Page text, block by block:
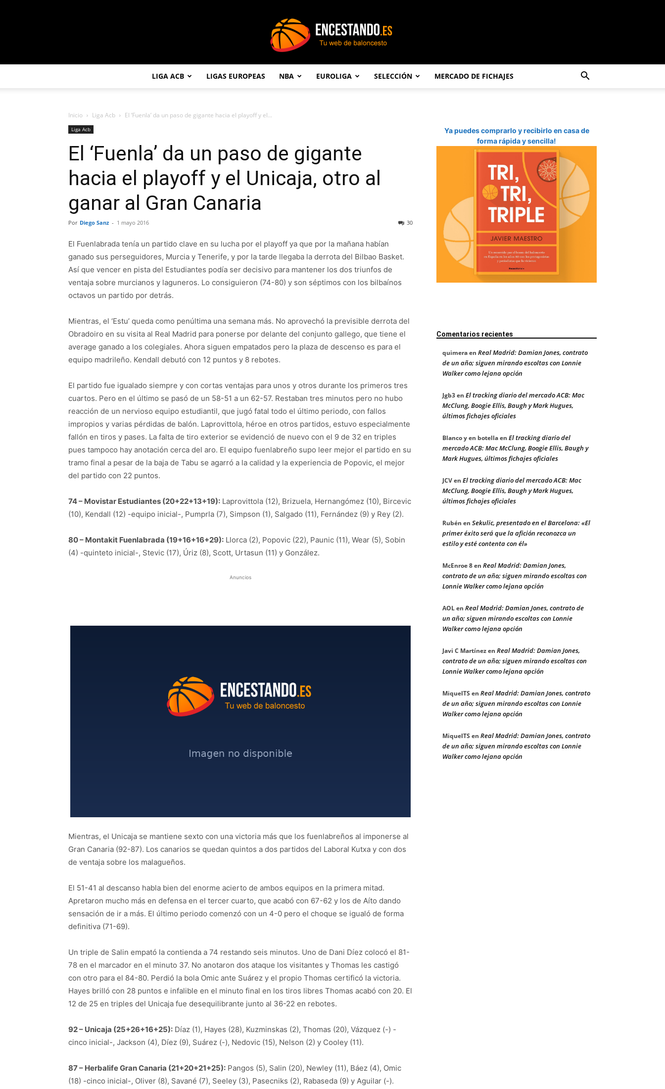
LIGA ACB LIGAS EUROPEAS NBA EUROLIGA SELECCIÓN MERCADO DE FICHAJES
Inicio Liga Acb El ‘Fuenla’ da un paso de gigante hacia el playoff y el...
Liga Acb
El ‘Fuenla’ da un paso de gigante
hacia el playoff y el Unicaja, otro al
ganar al Gran Canaria
Por Diego Sanz - 1 mayo 2016 30
El Fuenlabrada tenía un partido clave en su lucha por el playoff ya que por la mañana habían
ganado sus perseguidores, Murcia y Tenerife, y por la tarde llegaba la derrota del Bilbao Basket.
Así que vencer en pista del Estudiantes podía ser decisivo para mantener los dos triunfos de
ventaja sobre murcianos y laguneros. Lo consiguieron (74-80) y son séptimos con los bilbaínos
octavos un partido por detrás.
Mientras, el ‘Estu’ queda como penúltima una semana más. No aprovechó la previsible derrota del
Obradoiro en su visita al Real Madrid para ponerse por delante del conjunto gallego, que tiene el
average ganado a los colegiales. Ahora siguen empatados pero la plaza de descenso es para el
equipo madrileño. Kendall debutó con 12 puntos y 8 rebotes.
El partido fue igualado siempre y con cortas ventajas para unos y otros durante los primeros tres
cuartos. Pero en el último se pasó de un 58-51 a un 62-57. Restaban tres minutos pero no hubo
reacción de un nervioso equipo estudiantil, que jugó fatal todo el último periodo, con fallos
impropios y varias pérdidas de balón. Laprovittola, héroe en otros partidos, estuvo especialmente
fallón en tiros y pases. La falta de tiro exterior se evidenció de nuevo con el 9 de 32 en triples
pues tampoco hay anotación cerca del aro. El equipo fuenlabreño supo leer mejor el partido en su
tramo final a pesar de la baja de Tabu se agarró a la calidad y la experiencia de Popovic, el mejor
del partido con 22 puntos.
74 – Movistar Estudiantes (20+22+13+19): Laprovittola (12), Brizuela, Hernangómez (10), Bircevic
(10), Kendall (12) -equipo inicial-, Pumprla (7), Simpson (1), Salgado (11), Fernández (9) y Rey (2).
80 – Montakit Fuenlabrada (19+16+16+29): Llorca (2), Popovic (22), Paunic (11), Wear (5), Sobin
(4) -quinteto inicial-, Stevic (17), Úriz (8), Scott, Urtasun (11) y González.
Anuncios
Mientras, el Unicaja se mantiene sexto con una victoria más que los fuenlabreños al imponerse al
Gran Canaria (92-87). Los canarios se quedan quintos a dos partidos del Laboral Kutxa y con dos
de ventaja sobre los malagueños.
El 51-41 al descanso habla bien del enorme acierto de ambos equipos en la primera mitad.
Apretaron mucho más en defensa en el tercer cuarto, que acabó con 67-62 y los de Aíto dando
sensación de ir a más. El último periodo comenzó con un 4-0 pero el choque se igualó de forma
definitiva (71-69).
Un triple de Salin empató la contienda a 74 restando seis minutos. Uno de Dani Díez colocó el 81-
78 en el marcador en el minuto 37. No anotaron dos ataque los visitantes y Thomas les castigó
con otro para el 84-80. Perdió la bola Omic ante Suárez y el propio Thomas certificó la victoria.
Hayes brilló con 28 puntos e infalible en el minuto final en los tiros libres Thomas acabó con 20. El
12 de 25 en triples del Unicaja fue desequilibrante junto al 36-22 en rebotes.
92 – Unicaja (25+26+16+25): Díaz (1), Hayes (28), Kuzminskas (2), Thomas (20), Vázquez (-) -
cinco inicial-, Jackson (4), Díez (9), Suárez (-), Nedovic (15), Nelson (2) y Cooley (11).
87 – Herbalife Gran Canaria (21+20+21+25): Pangos (5), Salin (20), Newley (11), Báez (4), Omic
(18) -cinco inicial-, Oliver (8), Savané (7), Seeley (3), Pasecniks (2), Rabaseda (9) y Aguilar (-).
Ya puedes comprarlo y recibirlo en casa de
forma rápida y sencilla!
Comentarios recientes
quimeraen Real Madrid: Damian Jones, contrato
de un año; siguen mirando escoltas con Lonnie
Walker como lejana opción
Jgb3en El tracking diario del mercado ACB: Mac
McClung, Boogie Ellis, Baugh y Mark Hugues,
últimos fichajes oficiales
Blanco y en botellaen El tracking diario del
mercado ACB: Mac McClung, Boogie Ellis, Baugh y
Mark Hugues, últimos fichajes oficiales
JCVen El tracking diario del mercado ACB: Mac
McClung, Boogie Ellis, Baugh y Mark Hugues,
últimos fichajes oficiales
Rubén en Sekulic, presentado en el Barcelona: «El
primer éxito será que la afición reconozca un
estilo y esté contenta con él»
McEnroe 8en Real Madrid: Damian Jones,
contrato de un año; siguen mirando escoltas con
Lonnie Walker como lejana opción
AOLen Real Madrid: Damian Jones, contrato de
un año; siguen mirando escoltas con Lonnie
Walker como lejana opción
Javi C Martínezen Real Madrid: Damian Jones,
contrato de un año; siguen mirando escoltas con
Lonnie Walker como lejana opción
MiquelTS en Real Madrid: Damian Jones, contrato
de un año; siguen mirando escoltas con Lonnie
Walker como lejana opción
MiquelTS en Real Madrid: Damian Jones, contrato
de un año; siguen mirando escoltas con Lonnie
Walker como lejana opción